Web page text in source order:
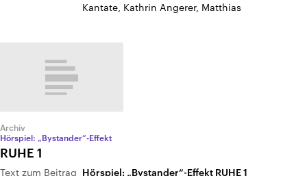
Kantate, Kathrin Angerer, Matthias
Archiv
Hörspiel: „Bystander“-Effekt
RUHE 1
Text zum Beitrag Hörspiel: „Bystander“-Effekt RUHE 1